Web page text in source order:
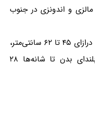
مالزی و اندونزی در جنوب
وزن ۲ تا ۵ کیلوگرم، سر و بدن به درازای ۴۵ تا ۶۲ سانتی‌متر،
دُم به درازای ۳۵ تا ۵۵ سانتی‌متر، بلندای بدن تا شانه‌ها ۲۸